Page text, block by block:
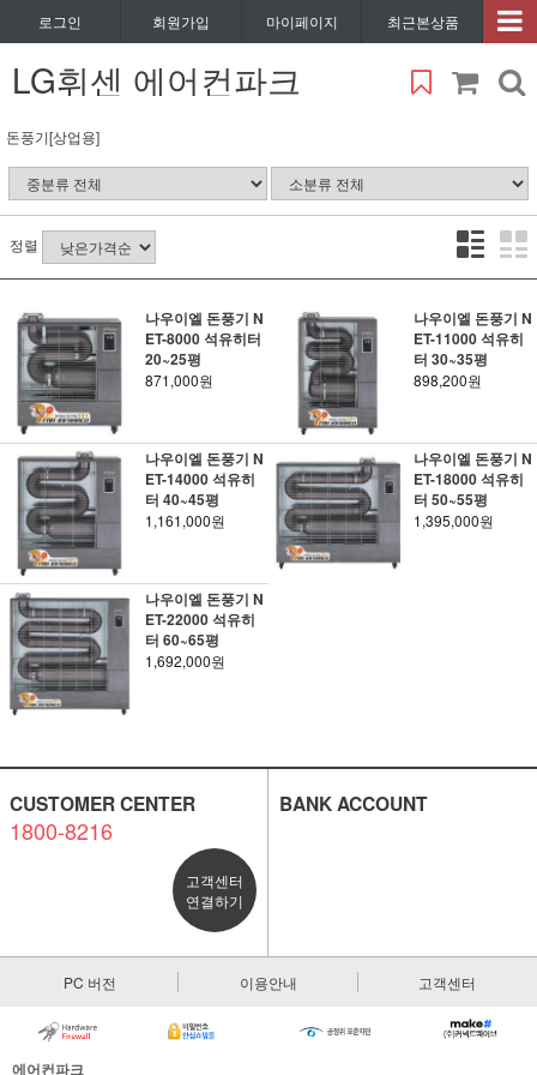
로그인 회원가입 마이페이지 최근본상품
LG휘센 에어컨파크
돈풍기[상업용]
정렬
나우이엘 돈풍기 N
ET-8000 석유히터
20~25평
871,000원
나우이엘 돈풍기 N
ET-11000 석유히
터 30~35평
898,200원
나우이엘 돈풍기 N
ET-14000 석유히
터 40~45평
1,161,000원
나우이엘 돈풍기 N
ET-18000 석유히
터 50~55평
1,395,000원
나우이엘 돈풍기 N
ET-22000 석유히
터 60~65평
1,692,000원
CUSTOMER CENTER
1800-8216
고객센터
연결하기
BANK ACCOUNT
PC 버전 이용안내 고객센터
에어컨파크